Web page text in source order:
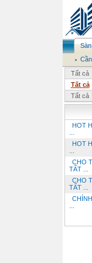
Tất cả
Tất cả
Tất cả
HOT
HOT
CHO
TẤT ...
CHO
TẤT ...